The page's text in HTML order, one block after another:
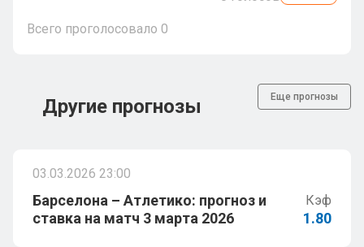
Всего проголосовало 0
Другие прогнозы Еще прогнозы
03.03.2026 23:00
Барселона – Атлетико: прогноз и
ставка на матч 3 марта 2026
Кэф
1.80